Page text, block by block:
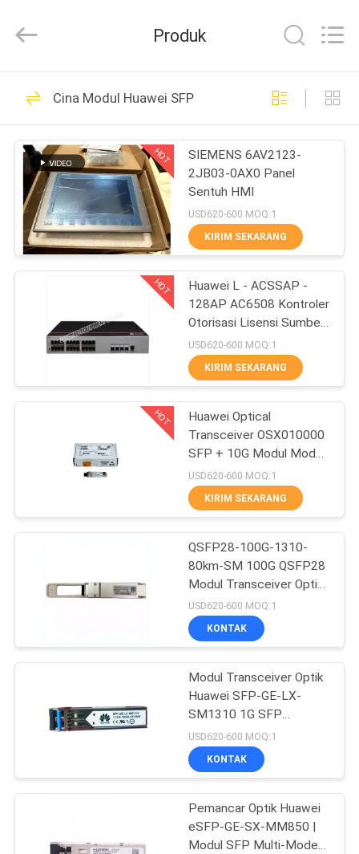
RUMAH
PRODUK
VIDEO
TENTANG
KAMI
PABRIK
KONTROL
HUBUNGI
KASUS-
KEBIJAKAN
Ltd..
Reserved.
Modul Transceiver
optik
538
SFP Optical
Transceiver
235
CISCO SFP Modul
273
Kontrol Industri PLC
Modul Huawei SFP
302
Produk
Cina Modul Huawei SFP
HOT
SIEMENS 6AV2123-
2JB03-0AX0 Panel
Sentuh HMI
USD620-600 MOQ:1
KIRIM SEKARANG
HOT
Huawei L - ACSSAP -
128AP AC6508 Kontroler
Otorisasi Lisensi Sumber
Daya AP
USD620-600 MOQ:1
KIRIM SEKARANG
HOT
Huawei Optical
Transceiver OSX010000
SFP + 10G Modul Mode
Tunggal 1310nm 10km
LC
USD620-600 MOQ:1
KIRIM SEKARANG
QSFP28-100G-1310-
80km-SM 100G QSFP28
Modul Transceiver Optik
untuk Serat Mode
Tunggal 80km
USD620-600 MOQ:1
KONTAK
Modul Transceiver Optik
Huawei SFP-GE-LX-
SM1310 1G SFP
1310nm 10km LC SMF
USD620-600 MOQ:1
KONTAK
Pemancar Optik Huawei
eSFP-GE-SX-MM850 |
Modul SFP Multi-Mode